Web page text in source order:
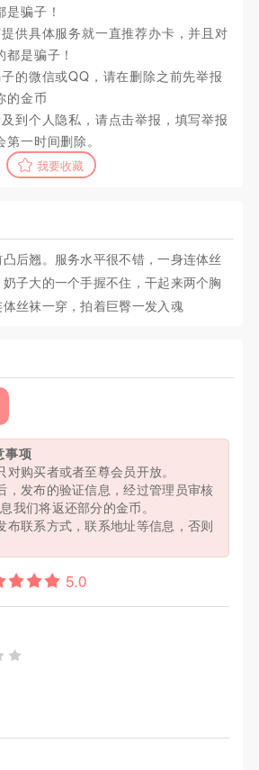
骗子！
供具体服务就一直推荐办卡，并且对
是骗子！
的微信或QQ，请在删除之前先举报
的金币
到个人隐私，请点击举报，填写举报
一时间删除。
我要收藏
后翘。服务水平很不错，一身连体丝
子大的一个手握不住，干起来两个胸
丝袜一穿，拍着巨臀一发入魂
事项
购买者或者至尊会员开放。
，发布的验证信息，经过管理员审核
我们将返还部分的金币。
布联系方式，联系地址等信息，否则